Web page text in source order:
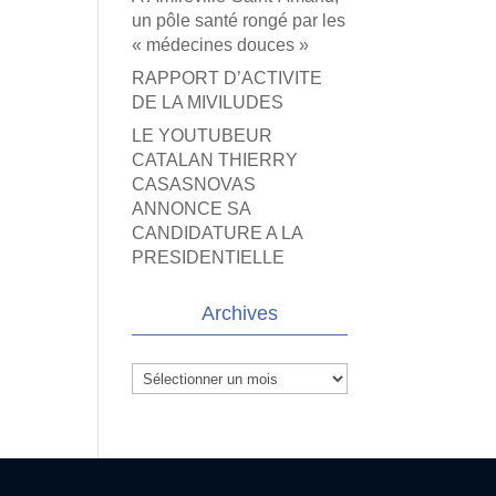
un pôle santé rongé par les
« médecines douces »
RAPPORT D’ACTIVITE
DE LA MIVILUDES
LE YOUTUBEUR
CATALAN THIERRY
CASASNOVAS
ANNONCE SA
CANDIDATURE A LA
PRESIDENTIELLE
Archives
Archives